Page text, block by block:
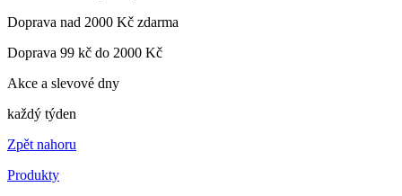
Doprava nad 2000 Kč zdarma
Doprava 99 kč do 2000 Kč
Akce a slevové dny
každý týden
Zpět nahoru
Produkty